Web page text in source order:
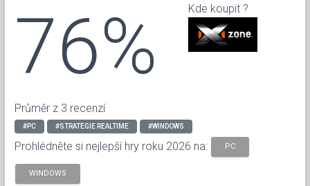
76%
Průměr z 3 recenzí
Kde koupit ?
#PC #STRATEGIE REALTIME #WINDOWS
Prohlédněte si nejlepší hry roku 2026 na: PC
WINDOWS